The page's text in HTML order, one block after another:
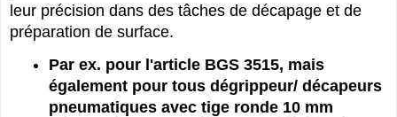
leur précision dans des tâches de décapage et de
préparation de surface.
Par ex. pour l'article BGS 3515, mais
également pour tous dégrippeur/ décapeurs
pneumatiques avec tige ronde 10 mm